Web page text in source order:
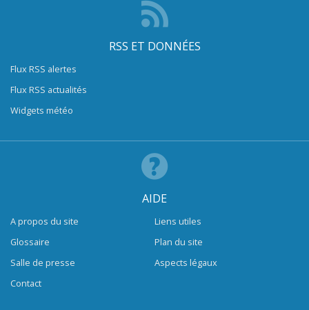
RSS ET DONNÉES
Flux RSS alertes
Flux RSS actualités
Widgets météo
AIDE
A propos du site
Glossaire
Salle de presse
Contact
Liens utiles
Plan du site
Aspects légaux